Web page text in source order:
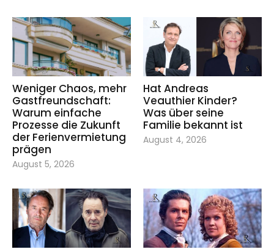
Weniger Chaos, mehr
Gastfreundschaft:
Warum einfache
Prozesse die Zukunft
der Ferienvermietung
prägen
August 5, 2026
Hat Andreas
Veauthier Kinder?
Was über seine
Familie bekannt ist
August 4, 2026